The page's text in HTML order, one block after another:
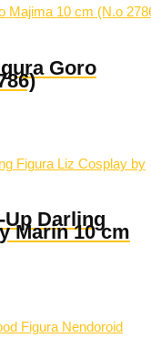
Goro
Darling
Marin 10 cm